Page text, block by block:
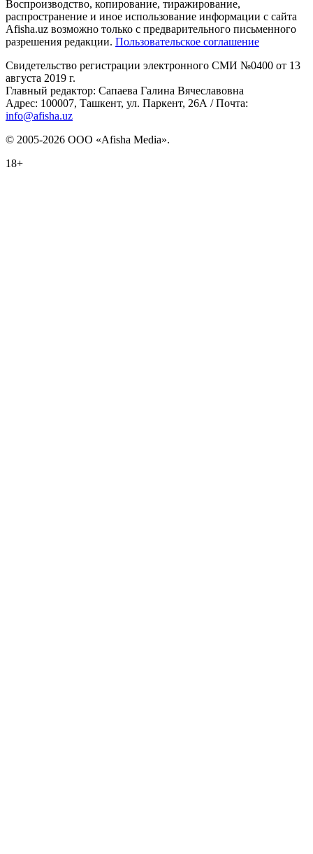
Воспроизводство, копирование, тиражирование,
распространение и иное использование информации с сайта
Afisha.uz возможно только с предварительного письменного
разрешения редакции. Пользовательское соглашение
Свидетельство регистрации электронного СМИ №0400 от 13
августа 2019 г.
Главный редактор: Сапаева Галина Вячеславовна
Адрес: 100007, Ташкент, ул. Паркент, 26А / Почта:
info@afisha.uz
© 2005-2026 ООО «Afisha Media».
18+